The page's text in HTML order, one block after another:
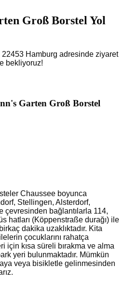
Groß Borstel Yol
Hamburg adresinde ziyaret
bekliyoruz!
Garten Groß Borstel
Chaussee boyunca
Stellingen, Alsterdorf,
çevresinden bağlantılarla 114,
hatları (Köppenstraße durağı) ile
dakika uzaklıktadır. Kita
çocuklarını rahatça
için kısa süreli bırakma ve alma
yeri bulunmaktadır. Mümkün
veya bisikletle gelinmesinden